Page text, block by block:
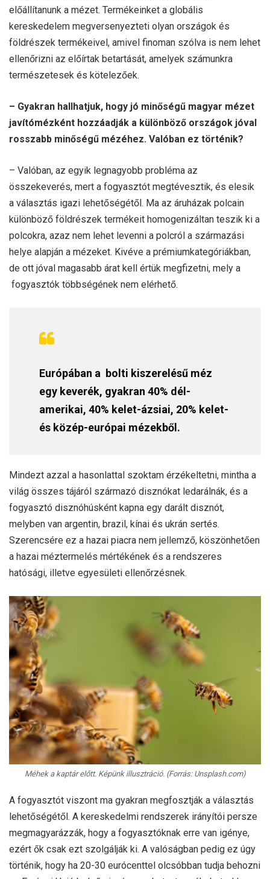
előállítanunk a mézet. Termékeinket a globális
kereskedelem megversenyezteti olyan országok és
földrészek termékeivel, amivel finoman szólva is nem lehet
ellenőrizni az előírtak betartását, amelyek számunkra
természetesek és kötelezőek.
– Gyakran hallhatjuk, hogy jó minőségű magyar mézet
javítómézként hozzáadják a különböző országok jóval
rosszabb minőségű mézéhez. Valóban ez történik?
– Valóban, az egyik legnagyobb probléma az
összekeverés, mert a fogyasztót megtévesztik, és elesik
a választás igazi lehetőségétől. Ma az áruházak polcain
különböző földrészek termékeit homogenizáltan teszik ki a
polcokra, azaz nem lehet levenni a polcról a származási
helye alapján a mézeket. Kivéve a prémiumkategóriákban,
de ott jóval magasabb árat kell értük megfizetni, mely a
fogyasztók többségének nem elérhető.
Európában a bolti kiszerelésű méz
egy keverék, gyakran 40% dél-
amerikai, 40% kelet-ázsiai, 20% kelet-
és közép-európai mézekből.
Mindezt azzal a hasonlattal szoktam érzékeltetni, mintha a
világ összes tájáról származó disznókat ledarálnák, és a
fogyasztó disznóhúsként kapna egy darált disznót,
melyben van argentin, brazil, kínai és ukrán sertés.
Szerencsére ez a hazai piacra nem jellemző, köszönhetően
a hazai méztermelés mértékének és a rendszeres
hatósági, illetve egyesületi ellenőrzésnek.
Méhek a kaptár előtt. Képünk illusztráció. (Forrás: Unsplash.com)
A fogyasztót viszont ma gyakran megfosztják a választás
lehetőségétől. A kereskedelmi rendszerek irányítói persze
megmagyarázzák, hogy a fogyasztóknak erre van igénye,
ezért ők csak ezt szolgálják ki. A valóságban pedig ez úgy
történik, hogy ha 20-30 eurócenttel olcsóbban tudja behozni